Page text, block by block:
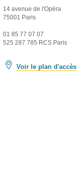
14 avenue de l'Opéra
75001 Paris
01 85 77 07 07
525 287 785 RCS Paris
Voir le plan d'accès